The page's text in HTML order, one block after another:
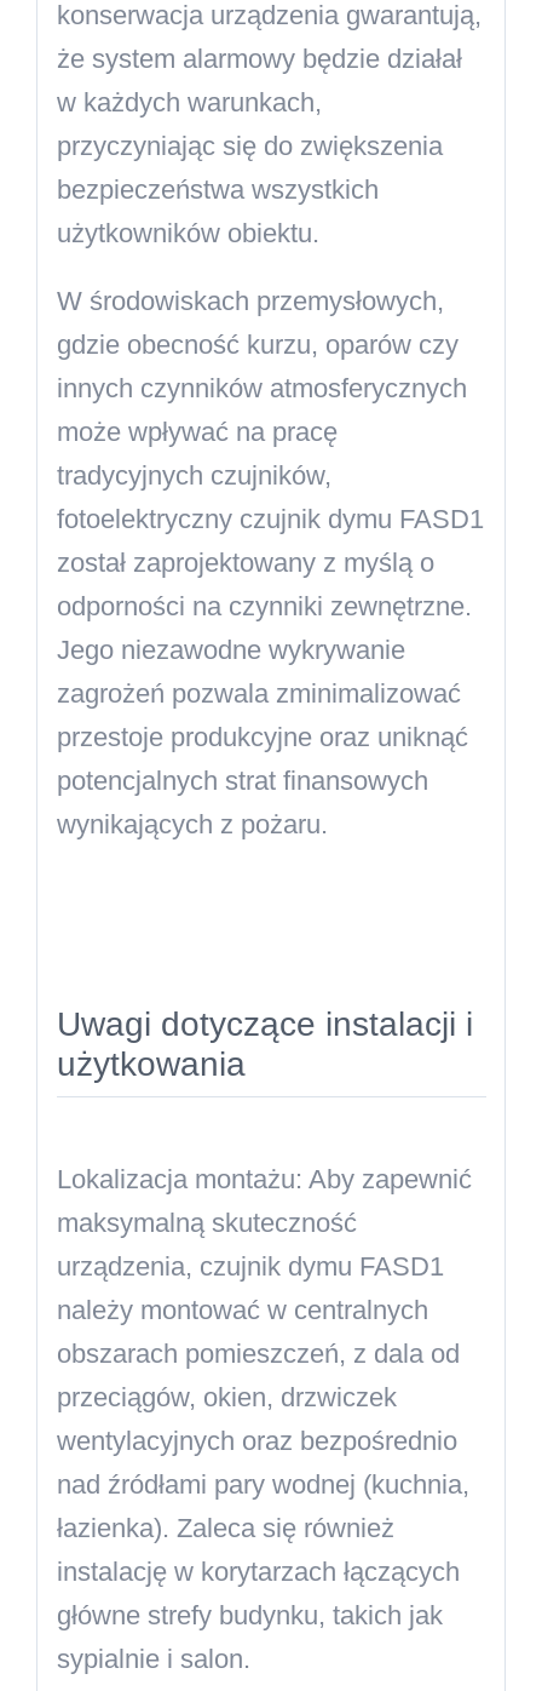
konserwacja urządzenia gwarantują,
że system alarmowy będzie działał
w każdych warunkach,
przyczyniając się do zwiększenia
bezpieczeństwa wszystkich
użytkowników obiektu.
W środowiskach przemysłowych,
gdzie obecność kurzu, oparów czy
innych czynników atmosferycznych
może wpływać na pracę
tradycyjnych czujników,
fotoelektryczny czujnik dymu FASD1
został zaprojektowany z myślą o
odporności na czynniki zewnętrzne.
Jego niezawodne wykrywanie
zagrożeń pozwala zminimalizować
przestoje produkcyjne oraz uniknąć
potencjalnych strat finansowych
wynikających z pożaru.
Uwagi dotyczące instalacji i
użytkowania
Lokalizacja montażu: Aby zapewnić
maksymalną skuteczność
urządzenia, czujnik dymu FASD1
należy montować w centralnych
obszarach pomieszczeń, z dala od
przeciągów, okien, drzwiczek
wentylacyjnych oraz bezpośrednio
nad źródłami pary wodnej (kuchnia,
łazienka). Zaleca się również
instalację w korytarzach łączących
główne strefy budynku, takich jak
sypialnie i salon.